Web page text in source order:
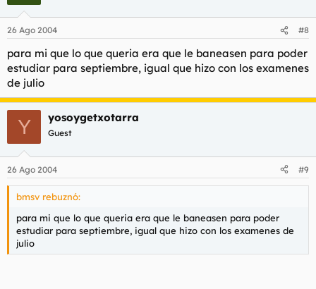
26 Ago 2004 #8
para mi que lo que queria era que le baneasen para poder
estudiar para septiembre, igual que hizo con los examenes
de julio
Y yosoygetxotarra
Guest
26 Ago 2004 #9
bmsv rebuznó:
para mi que lo que queria era que le baneasen para poder
estudiar para septiembre, igual que hizo con los examenes de
julio